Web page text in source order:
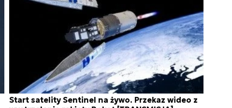
Start satelity Sentinel na żywo. Przekaz wideo z